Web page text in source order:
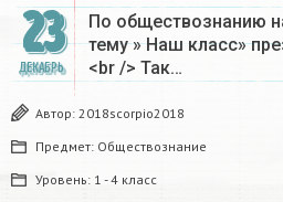
23
ДЕКАБРЬ
По обществознанию
тему » Наш класс»
<br /> Так…
Автор: 2018scorpio2018
Предмет: Обществознание
Уровень: 1 - 4 класс